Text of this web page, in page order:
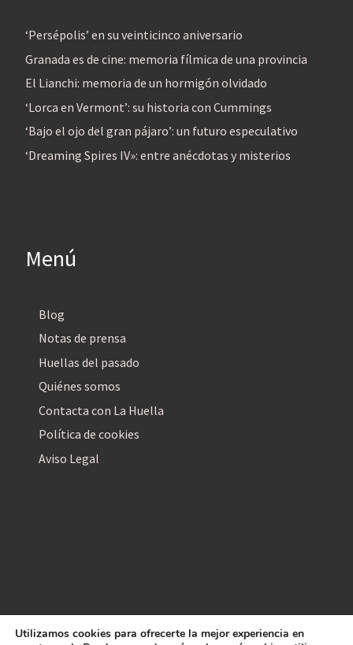
‘Persépolis’ en su veinticinco aniversario
Granada es de cine: memoria fílmica de una provincia
El Lianchi: memoria de un hormigón olvidado
‘Lorca en Vermont’: su historia con Cummings
‘Bajo el ojo del gran pájaro’: un futuro especulativo
‘Dreaming Spires IV»: entre anécdotas y misterios
Menú
Blog
Notas de prensa
Huellas del pasado
Quiénes somos
Contacta con La Huella
Política de cookies
Aviso Legal
Utilizamos cookies para ofrecerte la mejor experiencia en